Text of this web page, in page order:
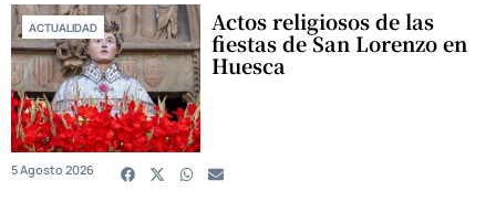
ACTUALIDAD Actos religiosos de las
fiestas de San Lorenzo en
Huesca
5 Agosto 2026